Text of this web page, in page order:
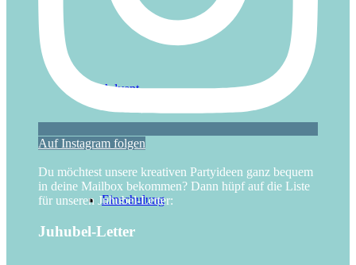
Advent
Einschulung
Auf Instagram folgen
Du möchtest unsere kreativen Partyideen ganz bequem
in deine Mailbox bekommen? Dann hüpf auf die Liste
für unseren Juhubel-Letter:
Juhubel-Letter